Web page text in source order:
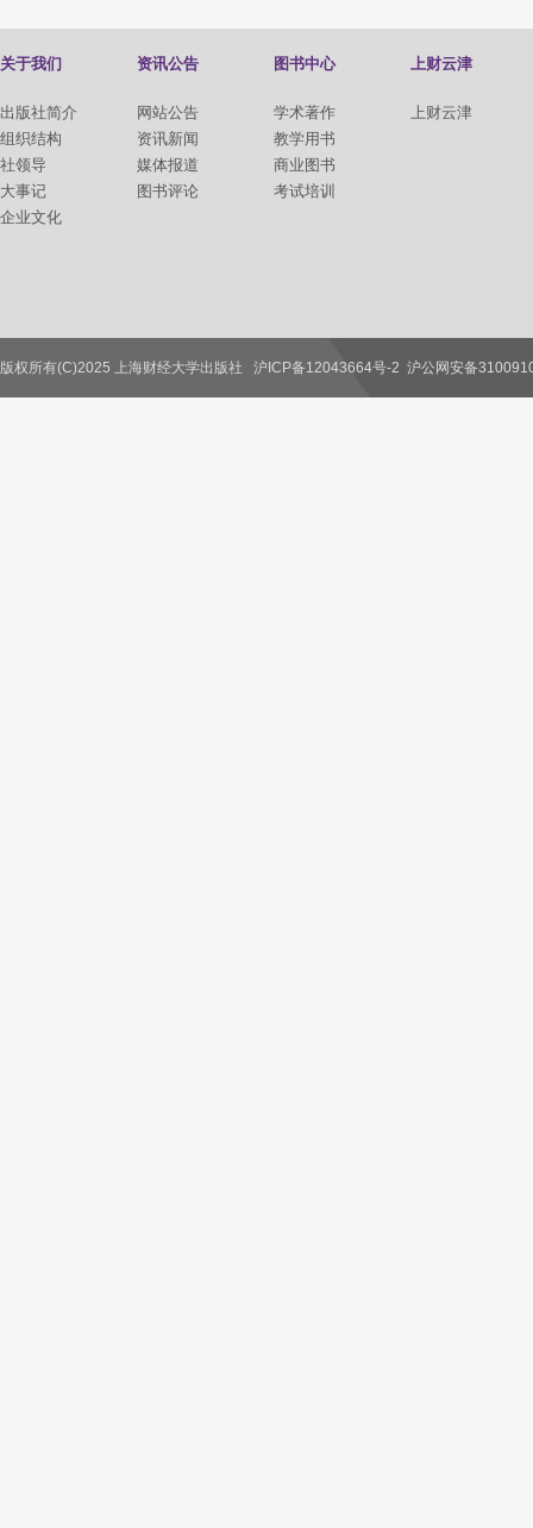
关于我们
出版社简介
组织结构
社领导
大事记
企业文化
资讯公告
网站公告
资讯新闻
媒体报道
图书评论
图书中心
学术著作
教学用书
商业图书
考试培训
上财云津
上财云津
联系我们
版权所有(C)2025 上海财经大学出版社 沪ICP备12043664号-2 沪公网安备